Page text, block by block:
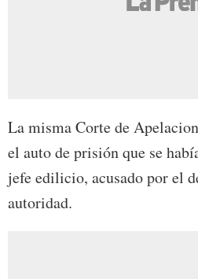
La misma Corte de
el auto de prisión que se
jefe edilicio, acusado por el
autoridad.